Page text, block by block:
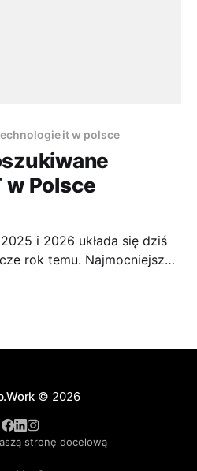
it w polsce
Polsce
i 2026 układa się dziś
rok temu. Najmocniejszy
© 2026
stronę docelową